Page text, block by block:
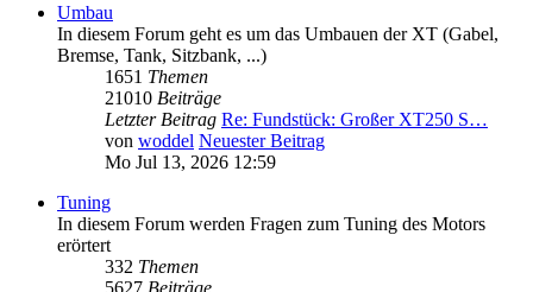
Umbau
In diesem Forum geht es um das Umbauen der XT (Gabel,
Bremse, Tank, Sitzbank, ...)
1651 Themen
21010 Beiträge
Letzter Beitrag Re: Fundstück: Großer XT250 S…
von woddel Neuester Beitrag
Mo Jul 13, 2026 12:59
Tuning
In diesem Forum werden Fragen zum Tuning des Motors
erörtert
332 Themen
5627 Beiträge